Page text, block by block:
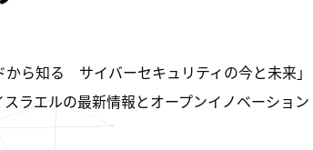
ら知る サイバーセキュリティの今と未来」
ラエルの最新情報とオープンイノベーション